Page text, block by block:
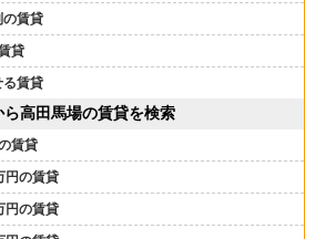
の賃貸
貸
る賃貸
ら高田馬場の賃貸を検索
賃貸
円の賃貸
円の賃貸